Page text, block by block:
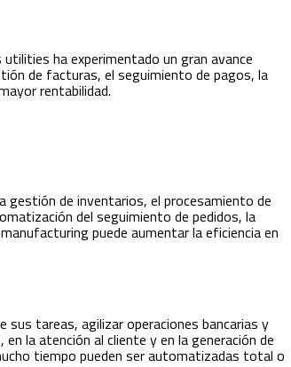
ha experimentado un gran avance
de facturas, el seguimiento de pagos, la
rentabilidad.
gestión de inventarios, el procesamiento de
del seguimiento de pedidos, la
puede aumentar la eficiencia en
tareas, agilizar operaciones bancarias y
la atención al cliente y en la generación de
tiempo pueden ser automatizadas total o